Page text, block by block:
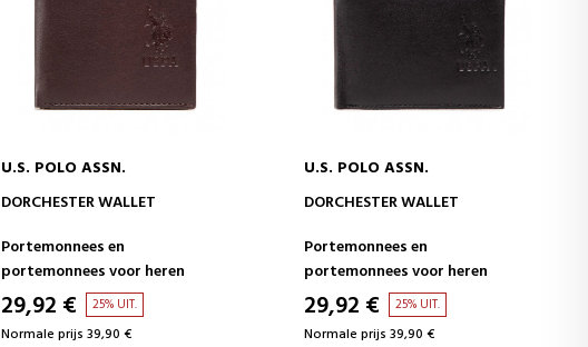
IN WINKELWAGEN
U.S. POLO ASSN.
DORCHESTER WALLET
Portemonnees en
portemonnees voor heren
29,92 € 25% UIT.
Normale prijs 39,90 €
IN WINKELWAGEN
U.S. POLO ASSN.
DORCHESTER WALLET
Portemonnees en
portemonnees voor heren
29,92 € 25% UIT.
Normale prijs 39,90 €